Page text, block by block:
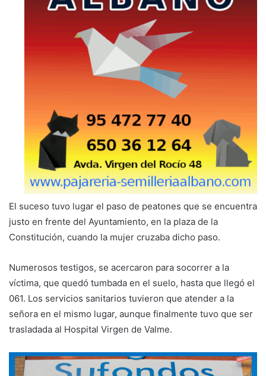
El suceso tuvo lugar el paso de peatones que se encuentra
justo en frente del Ayuntamiento, en la plaza de la
Constitución, cuando la mujer cruzaba dicho paso.
Numerosos testigos, se acercaron para socorrer a la
víctima, que quedó tumbada en el suelo, hasta que llegó el
061. Los servicios sanitarios tuvieron que atender a la
señora en el mismo lugar, aunque finalmente tuvo que ser
trasladada al Hospital Virgen de Valme.